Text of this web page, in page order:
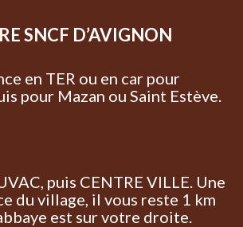
SNCF D’AVIGNON
en TER ou en car pour
pour Mazan ou Saint Estève.
puis CENTRE VILLE. Une
du village, il vous reste 1 km
est sur votre droite.